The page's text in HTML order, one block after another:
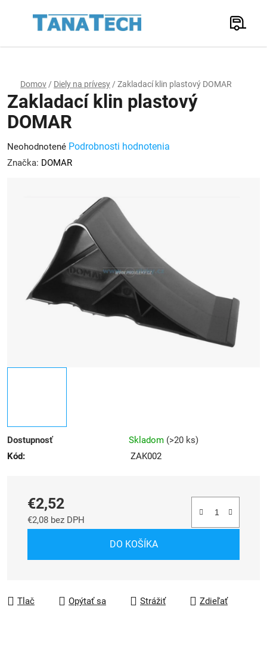
Hľadať
Domov / Diely na prívesy / Zakladací klin plastový DOMAR
Dostupnosť Skladom (>20 ks)
Kód:
ZAK002
€2,52
€2,08 bez DPH
DO KOŠÍKA
Tlač Opýtať sa Strážiť Zdieľať
Zakladací klin plastový
DOMAR
Priemerné
hodnotenie
hviezdičiek.
Neohodnotené Podrobnosti hodnotenia
Značka: DOMAR